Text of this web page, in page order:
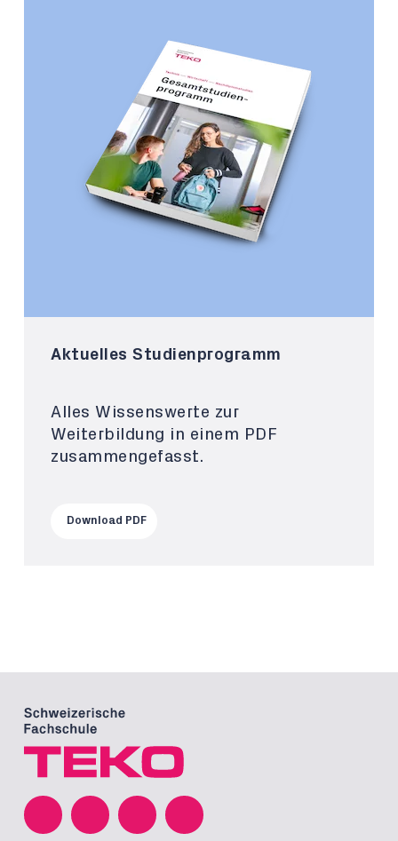
Aktuelles Studienprogramm
Alles Wissenswerte zur
Weiterbildung in einem PDF
zusammengefasst.
Download PDF